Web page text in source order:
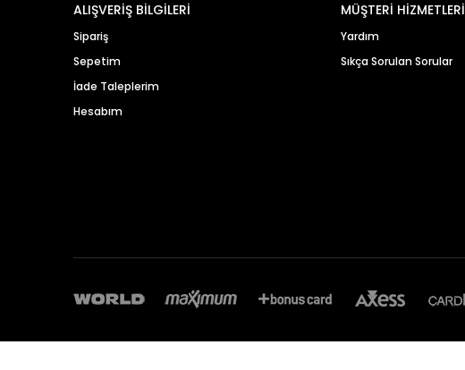
ALIŞVERİŞ BİLGİLERİ
Sipariş
Sepetim
İade Taleplerim
Hesabım
MÜŞTERİ HİZMETLERİ
Yardım
Sıkça Sorulan Sorular